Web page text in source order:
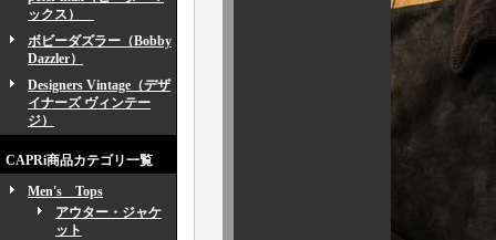
ックス）
ボビーダズラー（Bobby
Dazzler）
Designers Vintage（デザ
イナーズ ヴィンテー
ジ）
CAPRi商品カテゴリ一覧
Men's Tops
アウター・ジャケ
ット